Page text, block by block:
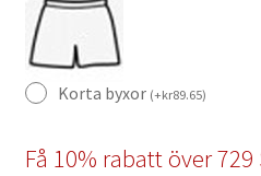
Korta byxor (+kr89.65)
Få 10% rabatt över 729